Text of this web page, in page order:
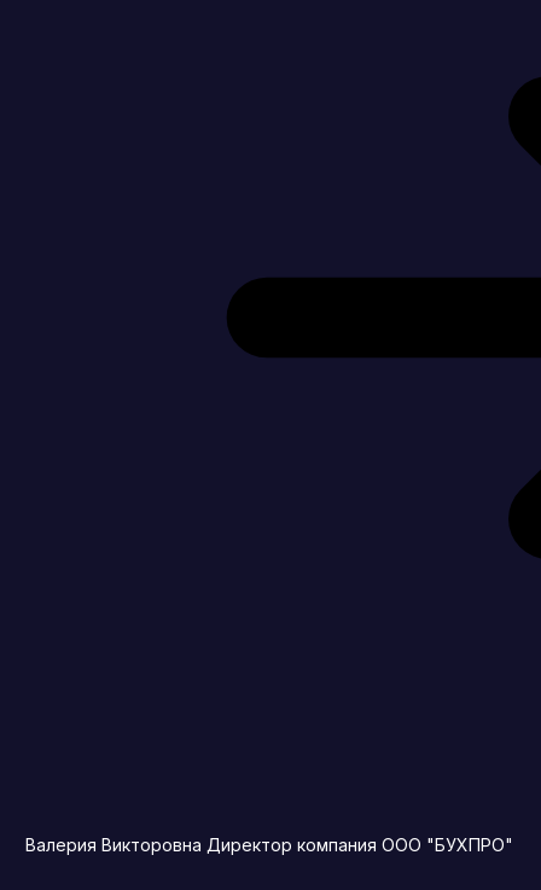
Валерия Викторовна Директор компания ООО "БУХПРО"